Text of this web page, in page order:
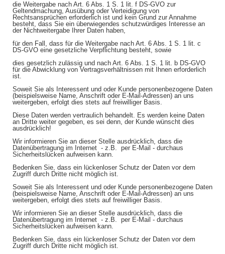
die Weitergabe nach Art. 6 Abs. 1 S. 1 lit. f DS-GVO zur
Geltendmachung, Ausübung oder Verteidigung von
Rechtsansprüchen erforderlich ist und kein Grund zur Annahme
besteht, dass Sie ein überwiegendes schutzwürdiges Interesse an
der Nichtweitergabe Ihrer Daten haben,
für den Fall, dass für die Weitergabe nach Art. 6 Abs. 1 S. 1 lit. c
DS-GVO eine gesetzliche Verpflichtung besteht, sowie
dies gesetzlich zulässig und nach Art. 6 Abs. 1 S. 1 lit. b DS-GVO
für die Abwicklung von Vertragsverhältnissen mit Ihnen erforderlich
ist.
Soweit Sie als Interessent und oder Kunde personenbezogene Daten
(beispielsweise Name, Anschrift oder E-Mail-Adressen) an uns
weitergeben, erfolgt dies stets auf freiwilliger Basis.
Diese Daten werden vertraulich behandelt. Es werden keine Daten
an Dritte weiter gegeben, es sei denn, der Kunde wünscht dies
ausdrücklich!
Wir informieren Sie an dieser Stelle ausdrücklich, dass die
Datenübertragung im Internet - z.B. per E-Mail - durchaus
Sicherheitslücken aufweisen kann.
Bedenken Sie, dass ein lückenloser Schutz der Daten vor dem
Zugriff durch Dritte nicht möglich ist.
Soweit Sie als Interessent und oder Kunde personenbezogene Daten
(beispielsweise Name, Anschrift oder E-Mail-Adressen) an uns
weitergeben, erfolgt dies stets auf freiwilliger Basis.
Wir informieren Sie an dieser Stelle ausdrücklich, dass die
Datenübertragung im Internet - z.B. per E-Mail - durchaus
Sicherheitslücken aufweisen kann.
Bedenken Sie, dass ein lückenloser Schutz der Daten vor dem
Zugriff durch Dritte nicht möglich ist.